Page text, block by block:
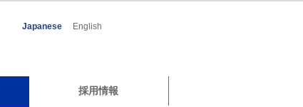
Japanese English
採用情報